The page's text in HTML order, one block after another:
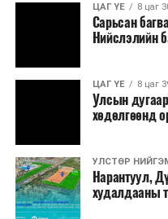
Ерөнхий сайд хэлсэн
боловсруулах
Үр дүнд нь 20
нийлүүлэх, эрэл
байршилд Олон улсын
зарласан. Засгийн газар
ЦАГ ҮЕ 8 цаг
Сарьсан
Нийслэлийн
ЦАГ ҮЕ 8 цаг
Улсын
хөдөлгөөнд
УЛСТӨР
Нарантуул,
худалдааны